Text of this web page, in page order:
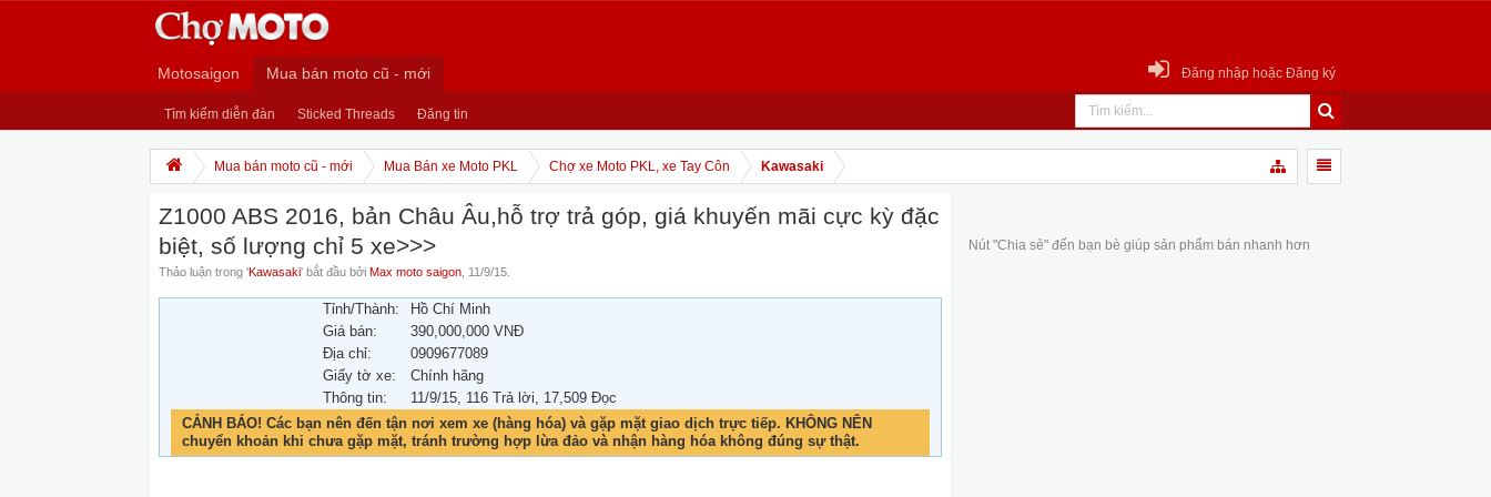
Motosaigon Mua bán moto cũ - mới
Tìm kiếm diễn đàn Sticked Threads Đăng tin
Đăng nhập hoặc Đăng ký
Mua bán moto cũ - mới Mua Bán xe Moto PKL Chợ xe Moto PKL, xe Tay Côn Kawasaki
Z1000 ABS 2016, bản Châu Âu,hỗ trợ trả góp, giá khuyến mãi cực kỳ đặc
biệt, số lượng chỉ 5 xe>>>
Thảo luận trong 'Kawasaki' bắt đầu bởi Max moto saigon 11/9/15
Tỉnh/Thành:
Hồ Chí Minh
Giá bán:
390,000,000 VNĐ
Địa chỉ:
0909677089
Giấy tờ xe:
Chính hãng
Thông tin:
11/9/15, 116 Trả lời, 17,509 Đọc
CẢNH BÁO! Các bạn nên đến tận nơi xem xe (hàng hóa) và gặp mặt giao dịch trực tiếp. KHÔNG NÊN
chuyển khoản khi chưa gặp mặt, tránh trường hợp lừa đảo và nhận hàng hóa không đúng sự thật.
Nút "Chia sẻ" đến bạn bè giúp sản phẩm bán nhanh hơn